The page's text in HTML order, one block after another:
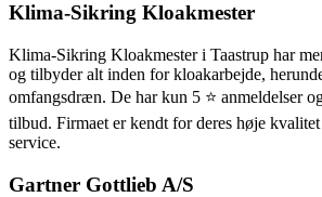
Klima-Sikring Kloakmester
Klima-Sikring Kloakmester i Taastrup har
og tilbyder alt inden for kloakarbejde,
omfangsdræn. De har kun 5 ⭐ anmeldelser
tilbud. Firmaet er kendt for deres høje
service.
Gartner Gottlieb A/S